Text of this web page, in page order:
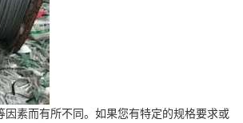
素而有所不同。如果您有特定的规格要求或